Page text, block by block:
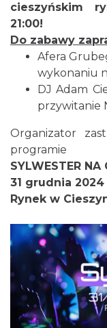
Cieszyn
0.00 km
Cieszyn
cieszyńskim
21:00!
Do zabawy
Afera
wykonaniu
DJ Adam
przywitanie
Organizator
programie
SYLWESTER NA
31 grudnia
Rynek w